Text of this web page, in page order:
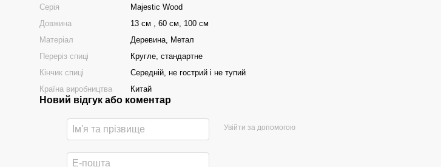
Серія
Majestic Wood
Довжина
13 см , 60 см, 100 см
Матеріал
Деревина, Метал
Переріз спиці
Кругле, стандартне
Кінчик спиці
Середній, не гострий і не тупий
Країна виробництва
Китай
Новий відгук або коментар
Увійти за допомогою